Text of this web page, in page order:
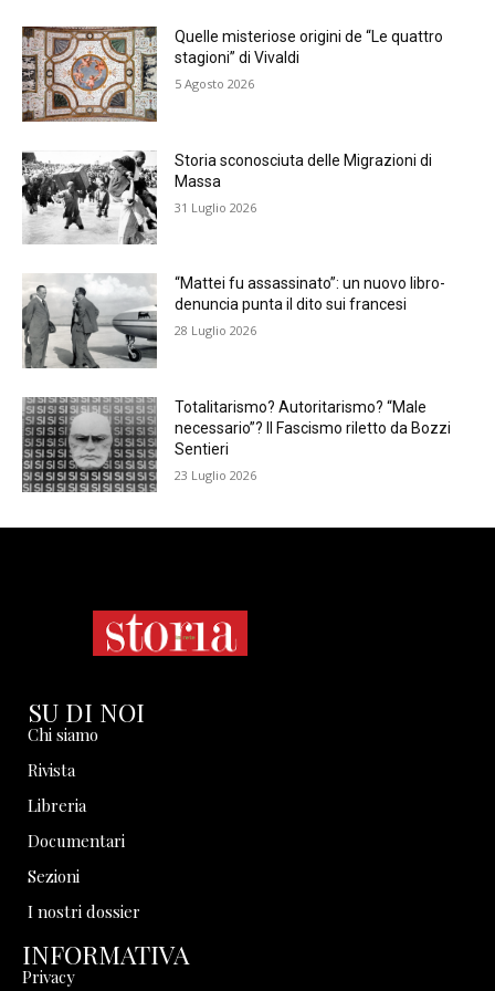
Quelle misteriose origini de “Le quattro
stagioni” di Vivaldi
5 Agosto 2026
Storia sconosciuta delle Migrazioni di
Massa
31 Luglio 2026
“Mattei fu assassinato”: un nuovo libro-
denuncia punta il dito sui francesi
28 Luglio 2026
Totalitarismo? Autoritarismo? “Male
necessario”? Il Fascismo riletto da Bozzi
Sentieri
23 Luglio 2026
SU DI NOI
Chi siamo
Rivista
Libreria
Documentari
Sezioni
I nostri dossier
INFORMATIVA
Privacy